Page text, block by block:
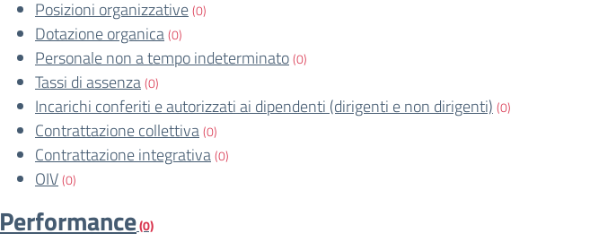
Posizioni organizzative(0)
Dotazione organica(0)
Personale non a tempo indeterminato(0)
Tassi di assenza(0)
Incarichi conferiti e autorizzati ai dipendenti (dirigenti e non dirigenti) (0)
Contrattazione collettiva(0)
Contrattazione integrativa(0)
OIV(0)
Performance(0)